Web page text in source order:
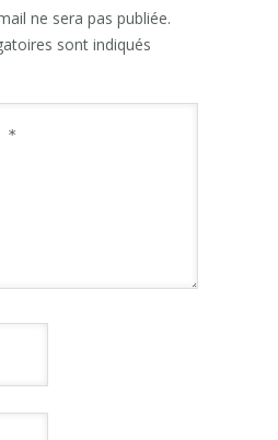
ne sera pas publiée.
sont indiqués